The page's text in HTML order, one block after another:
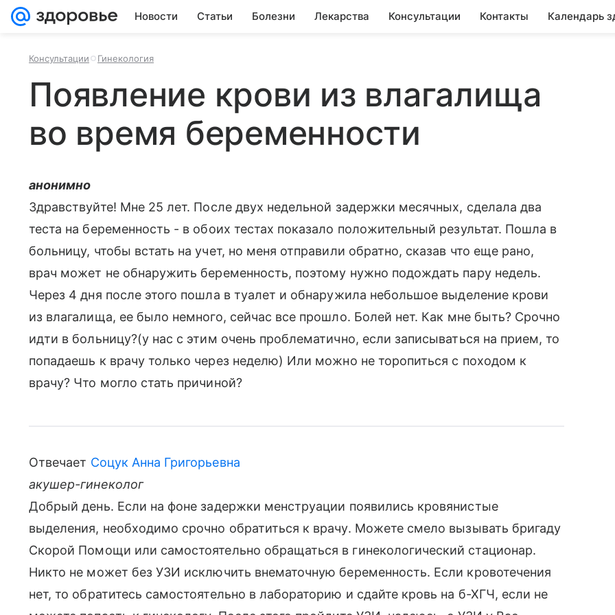
Новости Статьи Болезни Лекарства Консультации Контакты Календарь
Консультации Гинекология
Появление крови из влагалища
во время беременности
анонимно
Здравствуйте! Мне 25 лет. После двух недельной задержки месячных, сделала два
теста на беременность - в обоих тестах показало положительный результат. Пошла в
больницу, чтобы встать на учет, но меня отправили обратно, сказав что еще рано,
врач может не обнаружить беременность, поэтому нужно подождать пару недель.
Через 4 дня после этого пошла в туалет и обнаружила небольшое выделение крови
из влагалища, ее было немного, сейчас все прошло. Болей нет. Как мне быть? Срочно
идти в больницу?(у нас с этим очень проблематично, если записываться на прием, то
попадаешь к врачу только через неделю) Или можно не торопиться с походом к
врачу? Что могло стать причиной?
Отвечает Соцук Анна Григорьевна
акушер-гинеколог
Добрый день. Если на фоне задержки менструации появились кровянистые
выделения, необходимо срочно обратиться к врачу. Можете смело вызывать бригаду
Скорой Помощи или самостоятельно обращаться в гинекологический стационар.
Никто не может без УЗИ исключить внематочную беременность. Если кровотечения
нет, то обратитесь самостоятельно в лабораторию и сдайте кровь на б-ХГЧ, если не